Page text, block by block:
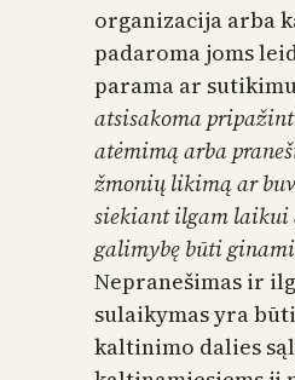
organizacija arba
padaroma joms
parama ar
atsisakoma
atėmimą arba
žmonių likimą ar
siekiant ilgam
galimybę būti
Nepranešimas ir
sulaikymas yra
kaltinimo dalies